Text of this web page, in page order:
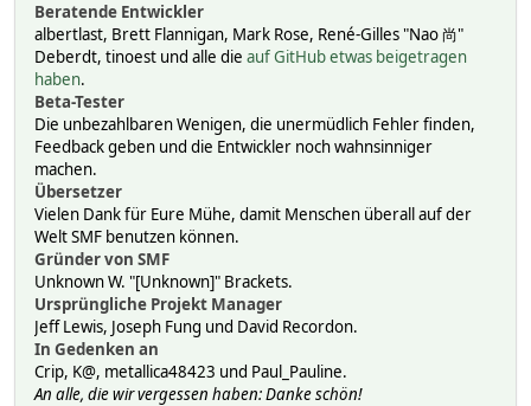
Beratende Entwickler
albertlast, Brett Flannigan, Mark Rose, René-Gilles "Nao 尚"
Deberdt, tinoest und alle die auf GitHub etwas beigetragen
haben.
Beta-Tester
Die unbezahlbaren Wenigen, die unermüdlich Fehler finden,
Feedback geben und die Entwickler noch wahnsinniger
machen.
Übersetzer
Vielen Dank für Eure Mühe, damit Menschen überall auf der
Welt SMF benutzen können.
Gründer von SMF
Unknown W. "[Unknown]" Brackets.
Ursprüngliche Projekt Manager
Jeff Lewis, Joseph Fung und David Recordon.
In Gedenken an
Crip, K@, metallica48423 und Paul_Pauline.
An alle, die wir vergessen haben: Danke schön!